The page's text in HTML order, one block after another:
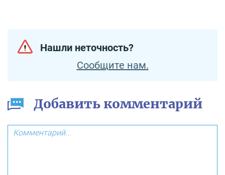
Нашли неточность?
Сообщите нам.
Добавить комментарий